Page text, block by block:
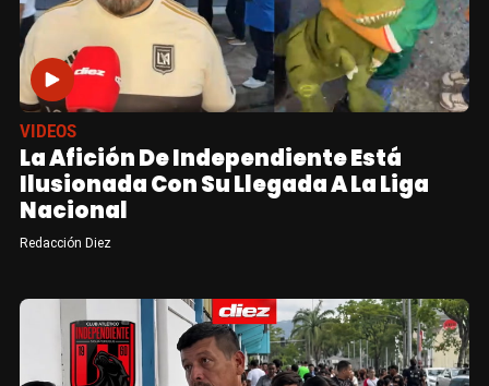
VIDEOS
La Afición De Independiente Está
Ilusionada Con Su Llegada A La Liga
Nacional
Redacción Diez